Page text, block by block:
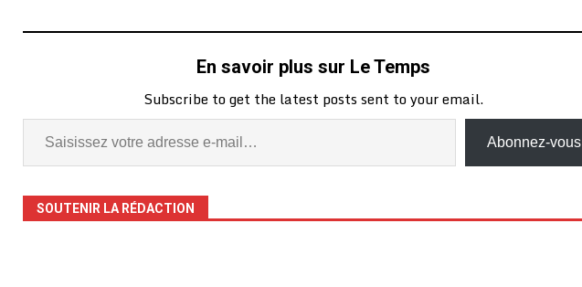
laquelle il…
En savoir plus sur Le Temps
Subscribe to get the latest posts sent to your email.
Abonnez-vous
SOUTENIR LA RÉDACTION